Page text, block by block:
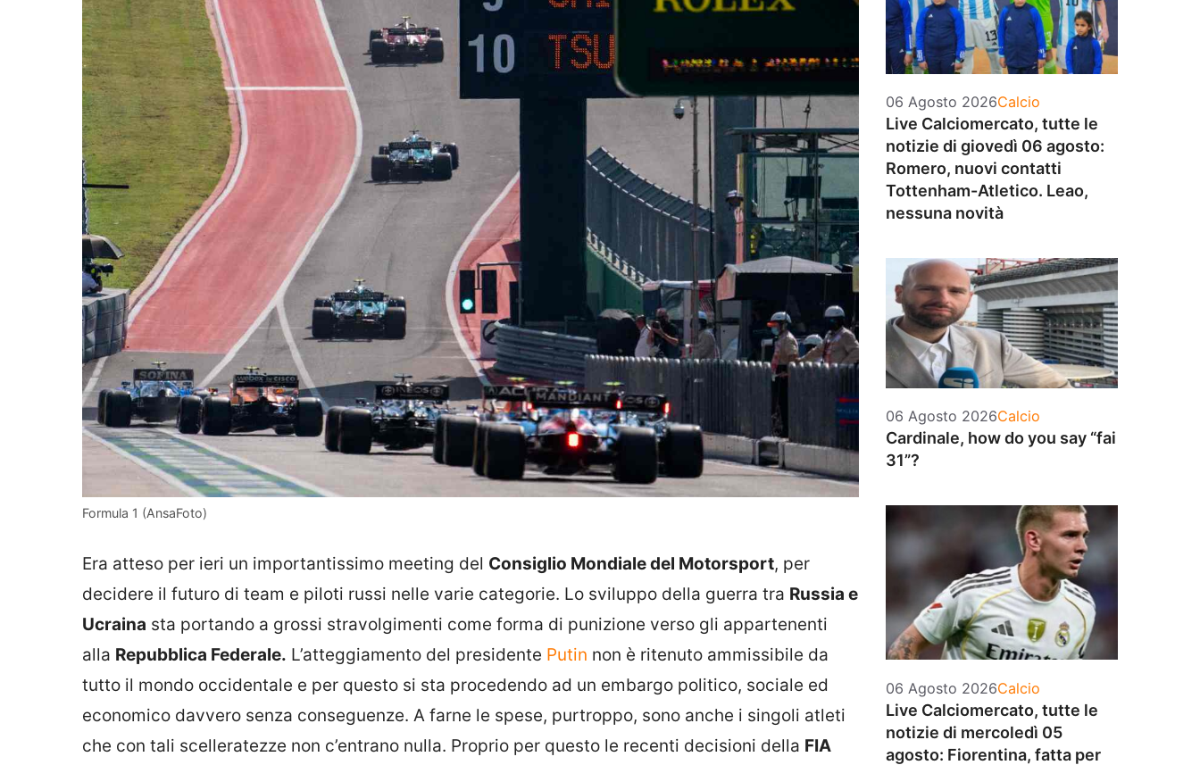
Formula 1 (AnsaFoto)
Era atteso per ieri un importantissimo meeting del Consiglio Mondiale del Motorsport, per
decidere il futuro di team e piloti russi nelle varie categorie. Lo sviluppo della guerra tra Russia e
Ucraina sta portando a grossi stravolgimenti come forma di punizione verso gli appartenenti
alla Repubblica Federale. L’atteggiamento del presidente Putin non è ritenuto ammissibile da
tutto il mondo occidentale e per questo si sta procedendo ad un embargo politico, sociale ed
economico davvero senza conseguenze. A farne le spese, purtroppo, sono anche i singoli atleti
che con tali scelleratezze non c’entrano nulla. Proprio per questo le recenti decisioni della FIA
06 Agosto 2026Categorie
Calcio
Live Calciomercato, tutte le
notizie di giovedì 06 agosto:
Romero, nuovi contatti
Tottenham-Atletico. Leao,
nessuna novità
06 Agosto 2026Categorie
Calcio
Cardinale, how do you say “fai
31”?
06 Agosto 2026Categorie
Calcio
Live Calciomercato, tutte le
notizie di mercoledì 05
agosto: Fiorentina, fatta per